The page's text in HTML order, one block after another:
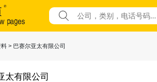
> 巴赛尔亚太有限公司
太有限公司